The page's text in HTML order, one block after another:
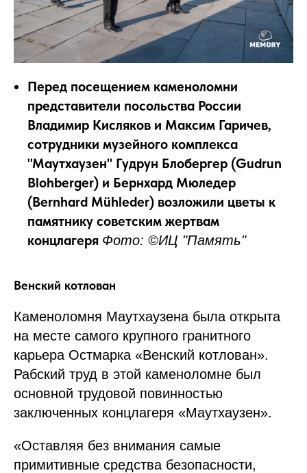
Перед посещением каменоломни
представители посольства России
Владимир Кисляков и Максим Гаричев,
сотрудники музейного комплекса
"Маутхаузен" Гудрун Блобергер (Gudrun
Blohberger) и Бернхард Мюледер
(Bernhard Mühleder) возложили цветы к
памятнику советским жертвам
концлагеря Фото: ©ИЦ "Память"
Венский котлован
Каменоломня Маутхаузена была открыта
на месте самого крупного гранитного
карьера Остмарка «Венский котлован».
Рабский труд в этой каменоломне был
основной трудовой повинностью
заключенных концлагеря «Маутхаузен».
«Оставляя без внимания самые
примитивные средства безопасности,